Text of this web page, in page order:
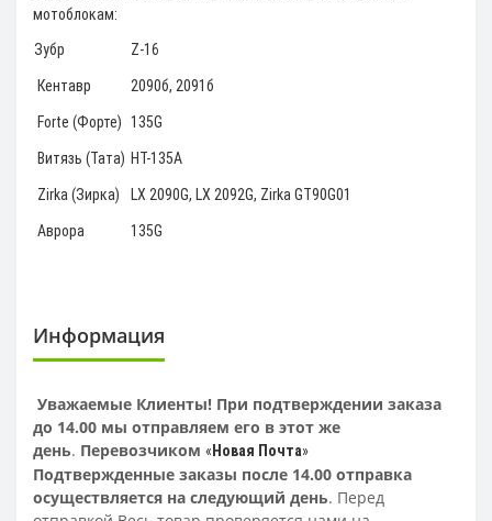
мотоблокам:
Зубр
Z-16
Кентавр 2090б, 2091б
Forte (Форте) 135G
Витязь (Тата) HT-135А
Zirka (Зирка) LX 2090G, LX 2092G, Zirka GT90G01
Аврора 135G
Информация
Уважаемые Клиенты! При подтверждении заказа
до 14.00 мы отправляем его в этот же
день. Перевозчиком «Новая Почта»
Подтвержденные заказы после 14.00 отправка
осуществляется на следующий день. Перед